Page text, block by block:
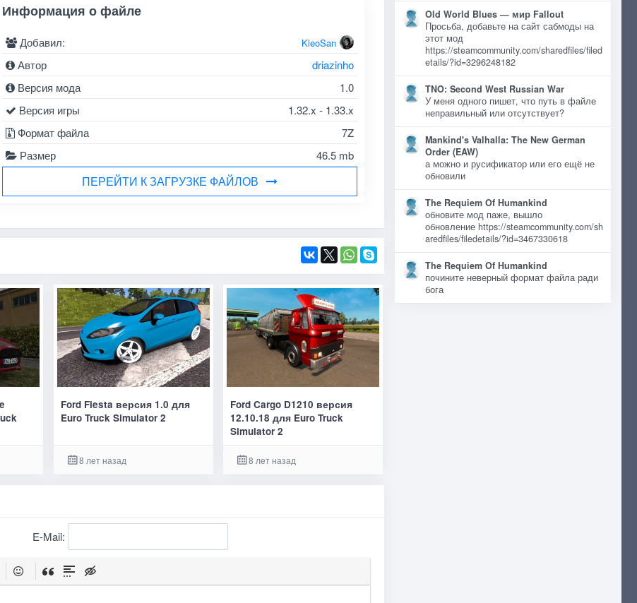
Информация о файле
Добавил: KleoSan
Автор
driazinho
Версия мода
1.0
Версия игры
1.32.x - 1.33.x
Формат файла
7Z
Размер
46.5 mb
ПЕРЕЙТИ К ЗАГРУЗКЕ ФАЙЛОВ
Ford Fiesta версия 1.0 для
Euro Truck Simulator 2
8 лет назад
Ford Cargo D1210 версия
12.10.18 для Euro Truck
Simulator 2
8 лет назад
E-Mail:
Old World Blues — мир Fallout
Просьба, добавьте на сайт сабмоды на
этот мод
https://steamcommunity.com/sharedfiles/filed
etails/?id=3296248182
TNO: Second West Russian War
У меня одного пишет, что путь в файле
неправильный или отсутствует?
Mankind's Valhalla: The New German
Order (EAW)
а можно и русификатор или его ещё не
обновили
The Requiem Of Humankind
обновите мод паже, вышло
обновление https://steamcommunity.com/sh
aredfiles/filedetails/?id=3467330618
The Requiem Of Humankind
почините неверный формат файла ради
бога